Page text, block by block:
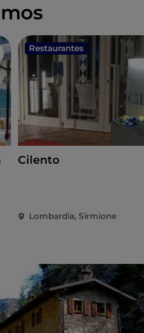
Restaurantes
Cilento
Lombardia, Sirmione